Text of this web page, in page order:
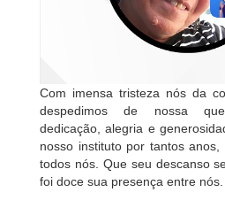
Com imensa tristeza nós da
despedimos de nossa
dedicação, alegria e
nosso instituto por tantos
todos nós. Que seu descanso
foi doce sua presença entre nós.